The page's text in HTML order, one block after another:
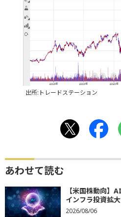
出所:トレードステーション
あわせて読む
【米国株動向】
インフラ投資拡
2026/08/06